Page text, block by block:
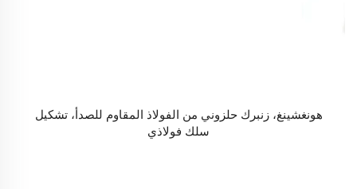
هونغشينغ، زنبرك حلزوني من الفولاذ المقاوم للصدأ، تشكيل
سلك فولاذي